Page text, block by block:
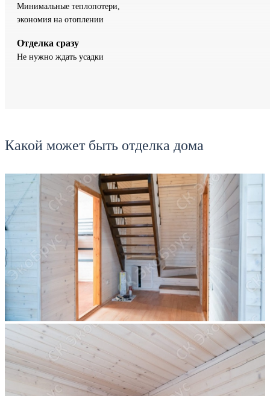
Минимальные теплопотери,
экономия на отоплении
Отделка сразу
Не нужно ждать усадки
Какой может быть отделка дома